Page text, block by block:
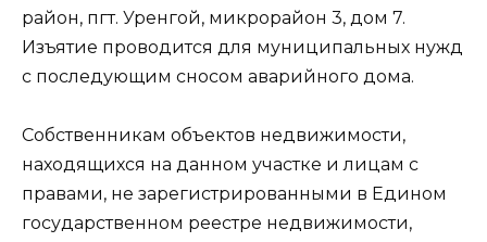
район, пгт. Уренгой, микрорайон 3, дом 7.
Изъятие проводится для муниципальных нужд
с последующим сносом аварийного дома.
Собственникам объектов недвижимости,
находящихся на данном участке и лицам с
правами, не зарегистрированными в Едином
государственном реестре недвижимости,